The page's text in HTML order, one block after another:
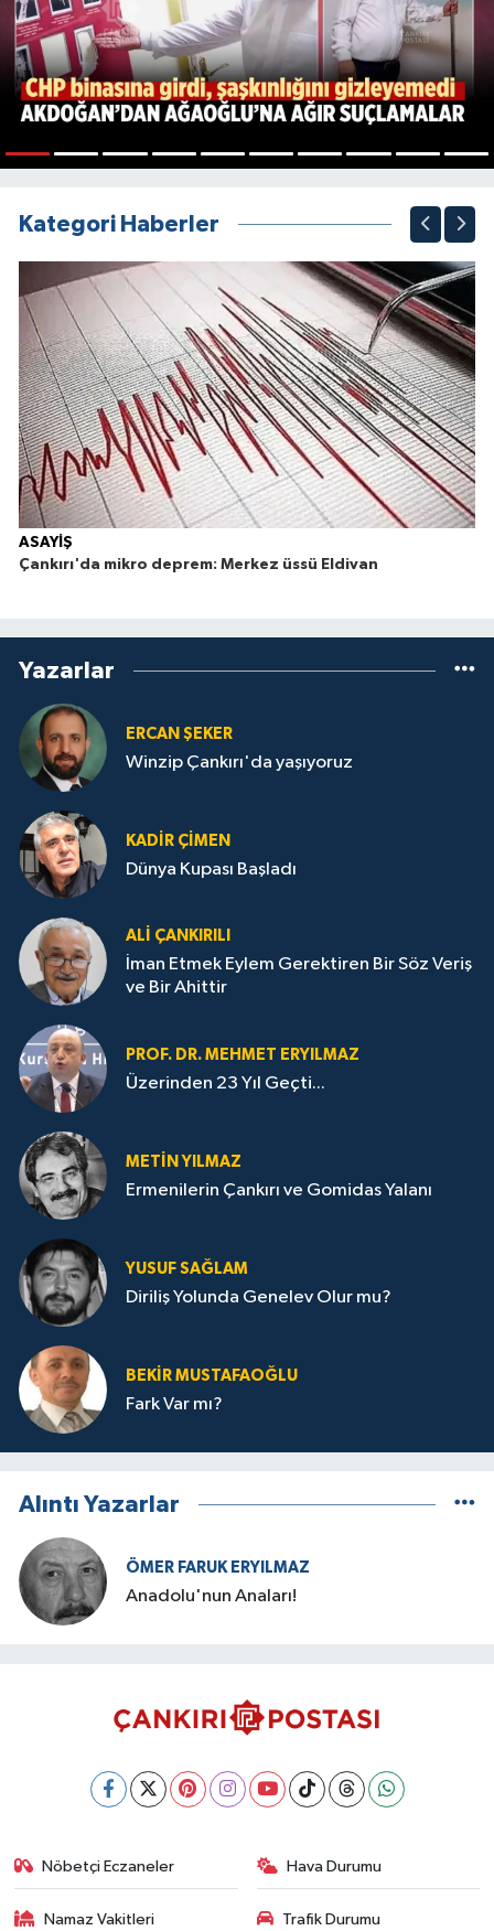
Kategori Haberler
ASAYİŞ
Çankırı'da mikro deprem: Merkez üssü Eldivan
Yazarlar
ERCAN ŞEKER
Winzip Çankırı'da yaşıyoruz
KADIR ÇIMEN
Dünya Kupası Başladı
ALI ÇANKIRILI
İman Etmek Eylem Gerektiren Bir Söz Veriş
ve Bir Ahittir
PROF. DR. MEHMET ERYILMAZ
Üzerinden 23 Yıl Geçti...
METIN YILMAZ
Ermenilerin Çankırı ve Gomidas Yalanı
YUSUF SAĞLAM
Diriliş Yolunda Genelev Olur mu?
BEKIR MUSTAFAOĞLU
Fark Var mı?
Alıntı Yazarlar
ÖMER FARUK ERYILMAZ
Anadolu'nun Anaları!
Nöbetçi Eczaneler Hava Durumu
Namaz Vakitleri Trafik Durumu